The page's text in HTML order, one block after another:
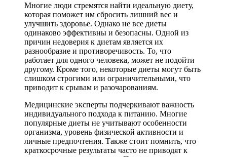
Многие люди стремятся найти идеальную диету,
которая поможет им сбросить лишний вес и
улучшить здоровье. Однако не все диеты
одинаково эффективны и безопасны. Одной из
причин недоверия к диетам является их
разнообразие и противоречивость. То, что
работает для одного человека, может не подойти
другому. Кроме того, некоторые диеты могут быть
слишком строгими или ограничительными, что
приводит к срывам и разочарованиям.
Медицинские эксперты подчеркивают важность
индивидуального подхода к питанию. Многие
популярные диеты не учитывают особенности
организма, уровень физической активности и
личные предпочтения. Также стоит помнить, что
краткосрочные результаты часто не приводят к